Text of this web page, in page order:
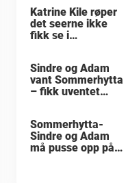
Katrine Kile røper
det seerne ikke
fikk se i
Sindre og Adam
vant Sommerhytta
– fikk uventet
Sommerhytta-
Sindre og Adam
må pusse opp på